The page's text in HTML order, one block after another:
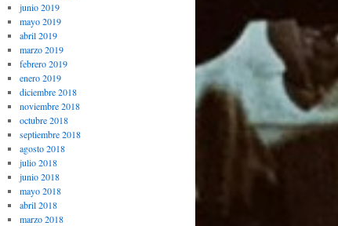
junio 2019
mayo 2019
abril 2019
marzo 2019
febrero 2019
enero 2019
diciembre 2018
noviembre 2018
octubre 2018
septiembre 2018
agosto 2018
julio 2018
junio 2018
mayo 2018
abril 2018
marzo 2018